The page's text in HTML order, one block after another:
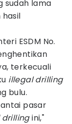
sudah lama
ESDM No.
terkecuali
illegal drilling
bulu.
pasar
ini,"